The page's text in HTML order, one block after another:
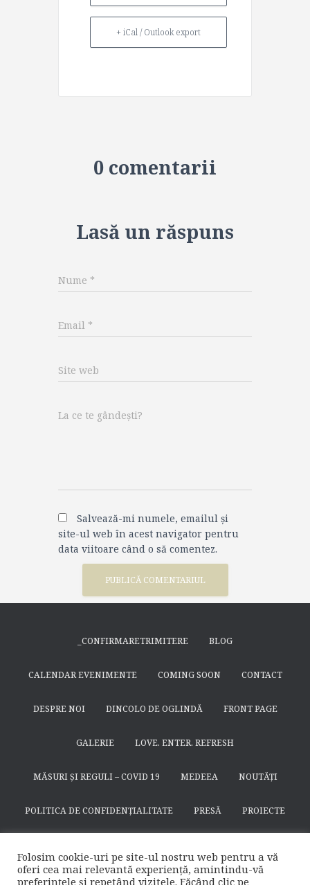
+ iCal / Outlook export
0 comentarii
Lasă un răspuns
Nume *
Email *
Site web
La ce te gândești?
Salvează-mi numele, emailul și
site-ul web în acest navigator pentru
data viitoare când o să comentez.
_CONFIRMARETRIMITERE BLOG
CALENDAR EVENIMENTE COMING SOON CONTACT
DESPRE NOI DINCOLO DE OGLINDĂ FRONT PAGE
GALERIE LOVE. ENTER. REFRESH
MĂSURI ȘI REGULI – COVID 19 MEDEEA NOUTĂȚI
POLITICA DE CONFIDENȚIALITATE PRESĂ PROIECTE
SUSȚINE TEATRULAPROPO.RO
Folosim cookie-uri pe site-ul nostru web pentru a vă
oferi cea mai relevantă experiență, amintindu-vă
preferințele și repetând vizitele. Făcând clic pe